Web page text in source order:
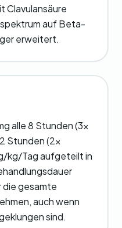
Clavulansäure
auf Beta-
erweitert.
alle 8 Stunden (3x
Stunden (2x
kg/Tag aufgeteilt in
die gesamte
auch wenn
sind.